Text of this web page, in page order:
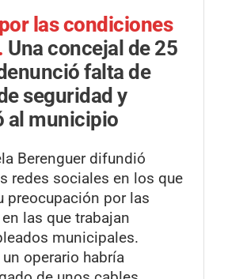
las condiciones
Una concejal de 25
falta de
seguridad y
al municipio
Berenguer difundió
redes sociales en los que
preocupación por las
las que trabajan
municipales.
operario habría